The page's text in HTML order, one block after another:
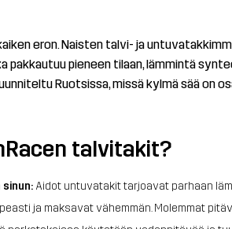
eron. Naisten talvi- ja
pieneen tilaan, lämmintä
Ruotsissa, missä kylmä sää on
talvitakit?
Aidot untuvatakit tarjoavat parhaan
ja maksavat vähemmän. Molemmat